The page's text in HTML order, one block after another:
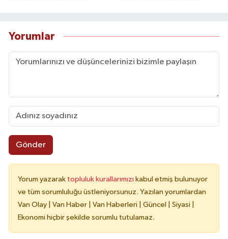
Yorumlar
Gönder
Yorum yazarak topluluk kurallarımızı kabul etmiş bulunuyor
ve tüm sorumluluğu üstleniyorsunuz. Yazılan yorumlardan
Van Olay | Van Haber | Van Haberleri | Güncel | Siyasi |
Ekonomi hiçbir şekilde sorumlu tutulamaz.